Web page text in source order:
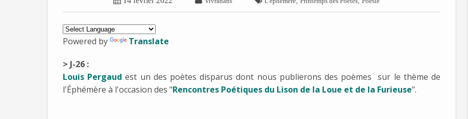
Powered by Translate
> J-26 :
Louis Pergaud est un des poètes disparus dont nous publierons des poèmes sur le thème de
l'Éphémère à l'occasion des "Rencontres Poétiques du Lison de la Loue et de la Furieuse".